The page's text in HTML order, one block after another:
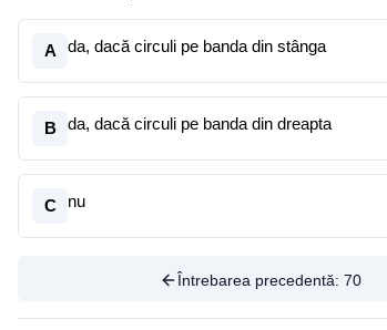
A da, dacă circuli pe banda din stânga
B da, dacă circuli pe banda din dreapta
C nu
Întrebarea precedentă: 70